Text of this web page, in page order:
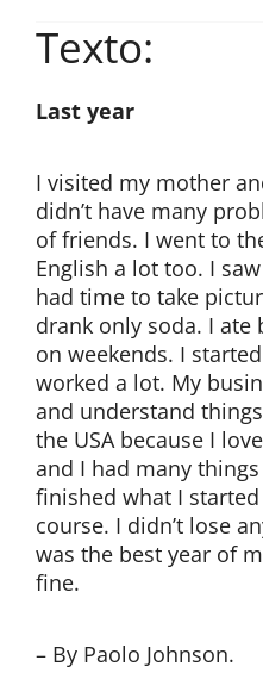
Texto:
Last year
I visited my mother
didn’t have many
of friends. I went to
English a lot too. I
had time to take
drank only soda. I ate
on weekends. I
worked a lot. My
and understand
the USA because I
and I had many
finished what I
course. I didn’t lose
was the best year of
fine.
– By Paolo Johnson.